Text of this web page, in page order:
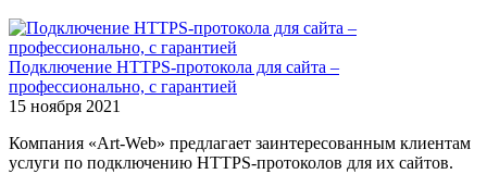
Подключение HTTPS-протокола для сайта –
профессионально, с гарантией
15 ноября 2021
Компания «Art-Web» предлагает заинтересованным клиентам
услуги по подключению HTTPS-протоколов для их сайтов.